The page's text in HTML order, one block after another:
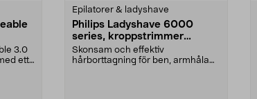
3.0
ett
Epilatorer & ladyshave
Philips Ladyshave 6000
series, kroppstrimmer
BRL128/00
Skonsam och effektiv
hårborttagning för ben, armhåla